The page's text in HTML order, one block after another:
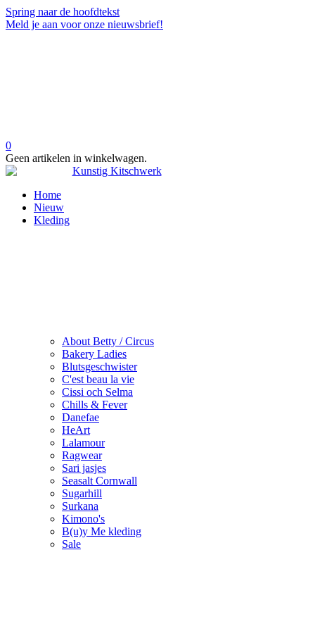
Spring naar de hoofdtekst
Meld je aan voor onze nieuwsbrief!
0
Geen artikelen in winkelwagen.
Home
Nieuw
Kleding
About Betty / Circus
Bakery Ladies
Blutsgeschwister
C'est beau la vie
Cissi och Selma
Chills & Fever
Danefae
HeArt
Lalamour
Ragwear
Sari jasjes
Seasalt Cornwall
Sugarhill
Surkana
Kimono's
B(u)y Me kleding
Sale